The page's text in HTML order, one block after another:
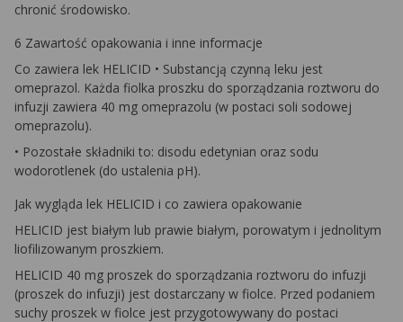
chronić środowisko.
6 Zawartość opakowania i inne informacje
Co zawiera lek HELICID • Substancją czynną leku jest
omeprazol. Każda fiolka proszku do sporządzania roztworu do
infuzji zawiera 40 mg omeprazolu (w postaci soli sodowej
omeprazolu).
• Pozostałe składniki to: disodu edetynian oraz sodu
wodorotlenek (do ustalenia pH).
Jak wygląda lek HELICID i co zawiera opakowanie
HELICID jest białym lub prawie białym, porowatym i jednolitym
liofilizowanym proszkiem.
HELICID 40 mg proszek do sporządzania roztworu do infuzji
(proszek do infuzji) jest dostarczany w fiolce. Przed podaniem
suchy proszek w fiolce jest przygotowywany do postaci